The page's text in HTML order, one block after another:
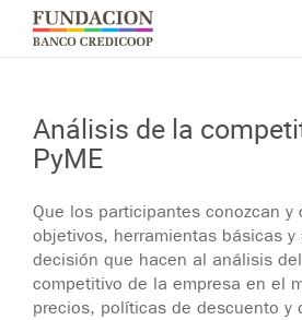
Pasar al contenido principal
Jump to main content
Análisis de la
PyME
Jump to main content
Que los participantes conozcan y
objetivos, herramientas básicas y
decisión que hacen al análisis
competitivo de la empresa en el
precios, políticas de descuento y